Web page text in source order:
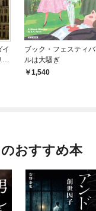
イ
ブック・フェスティバ
ルは大騒ぎ
1,540
おすすめ本